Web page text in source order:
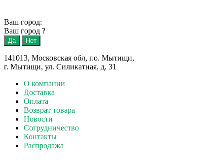
Ваш город:
Ваш город ?
141013, Московская обл, г.о. Мытищи,
г. Мытищи, ул. Силикатная, д. 31
О компании
Доставка
Оплата
Возврат товара
Новости
Сотрудничество
Контакты
Распродажа